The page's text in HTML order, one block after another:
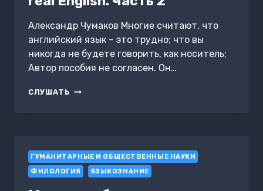
Александр Чумаков Многие считают, что
английский язык – это трудно; что вы
никогда не будете говорить, как носитель;
Автор пособия не согласен. Он…
СЛУШАТЬ UNIQUE
ЧАСТЬ
2
ГУМАНИТАРНЫЕ И ОБЩЕСТВЕННЫЕ НАУКИ
ФИЛОЛОГИЯ
ЯЗЫКОЗНАНИЕ